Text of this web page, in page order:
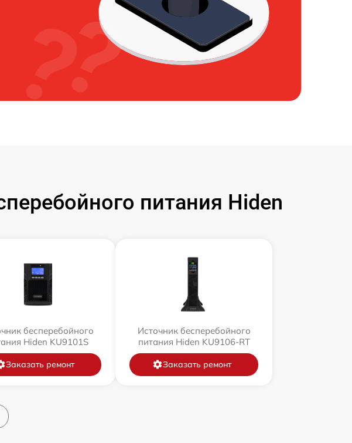
питания Hiden
бесперебойного
Hiden KU9101S
Заказать ремонт
Источник бесперебойного
питания Hiden KU9106-RT
Заказать ремонт